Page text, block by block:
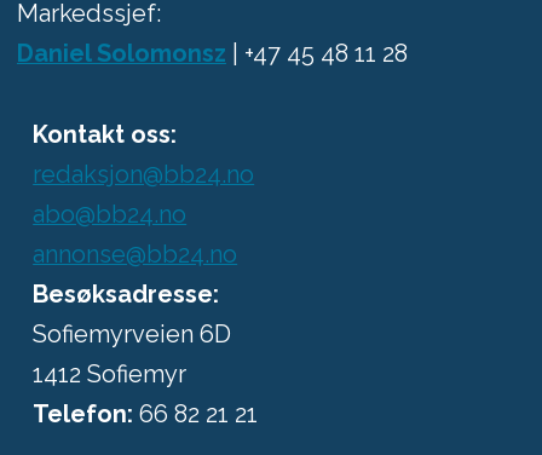
Markedssjef:
Daniel Solomonsz | +47 45 48 11 28
Kontakt oss:
redaksjon@bb24.no
abo@bb24.no
annonse@bb24.no
Besøksadresse:
Sofiemyrveien 6D
1412 Sofiemyr
Telefon:66 82 21 21